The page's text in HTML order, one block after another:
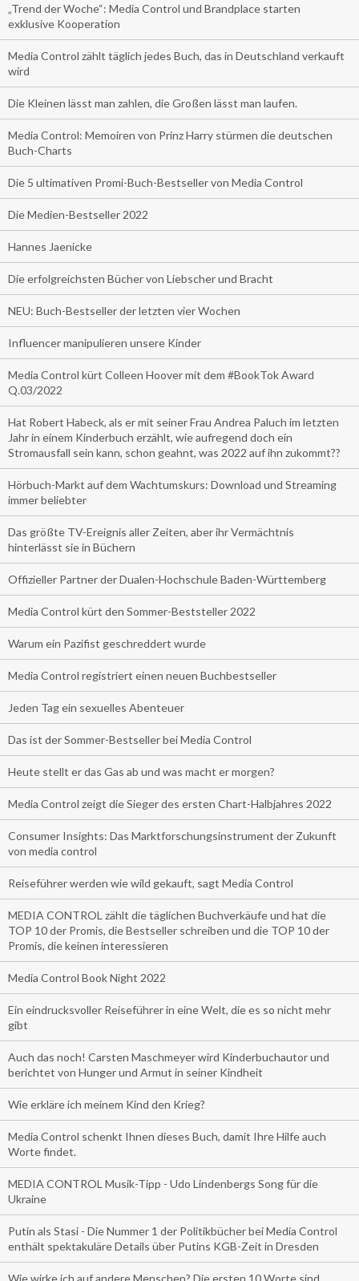
„Trend der Woche“: Media Control und Brandplace starten
exklusive Kooperation
Media Control zählt täglich jedes Buch, das in Deutschland verkauft
wird
Die Kleinen lässt man zahlen, die Großen lässt man laufen.
Media Control: Memoiren von Prinz Harry stürmen die deutschen
Buch-Charts
Die 5 ultimativen Promi-Buch-Bestseller von Media Control
Die Medien-Bestseller 2022
Hannes Jaenicke
Die erfolgreichsten Bücher von Liebscher und Bracht
NEU: Buch-Bestseller der letzten vier Wochen
Influencer manipulieren unsere Kinder
Media Control kürt Colleen Hoover mit dem #BookTok Award
Q.03/2022
Hat Robert Habeck, als er mit seiner Frau Andrea Paluch im letzten
Jahr in einem Kinderbuch erzählt, wie aufregend doch ein
Stromausfall sein kann, schon geahnt, was 2022 auf ihn zukommt??
Hörbuch-Markt auf dem Wachtumskurs: Download und Streaming
immer beliebter
Das größte TV-Ereignis aller Zeiten, aber ihr Vermächtnis
hinterlässt sie in Büchern
Offizieller Partner der Dualen-Hochschule Baden-Württemberg
Media Control kürt den Sommer-Beststeller 2022
Warum ein Pazifist geschreddert wurde
Media Control registriert einen neuen Buchbestseller
Jeden Tag ein sexuelles Abenteuer
Das ist der Sommer-Bestseller bei Media Control
Heute stellt er das Gas ab und was macht er morgen?
Media Control zeigt die Sieger des ersten Chart-Halbjahres 2022
Consumer Insights: Das Marktforschungsinstrument der Zukunft
von media control
Reiseführer werden wie wild gekauft, sagt Media Control
MEDIA CONTROL zählt die täglichen Buchverkäufe und hat die
TOP 10 der Promis, die Bestseller schreiben und die TOP 10 der
Promis, die keinen interessieren
Media Control Book Night 2022
Ein eindrucksvoller Reiseführer in eine Welt, die es so nicht mehr
gibt
Auch das noch! Carsten Maschmeyer wird Kinderbuchautor und
berichtet von Hunger und Armut in seiner Kindheit
Wie erkläre ich meinem Kind den Krieg?
Media Control schenkt Ihnen dieses Buch, damit Ihre Hilfe auch
Worte findet.
MEDIA CONTROL Musik-Tipp - Udo Lindenbergs Song für die
Ukraine
Putin als Stasi - Die Nummer 1 der Politikbücher bei Media Control
enthält spektakuläre Details über Putins KGB-Zeit in Dresden
Wie wirke ich auf andere Menschen? Die ersten 10 Worte sind